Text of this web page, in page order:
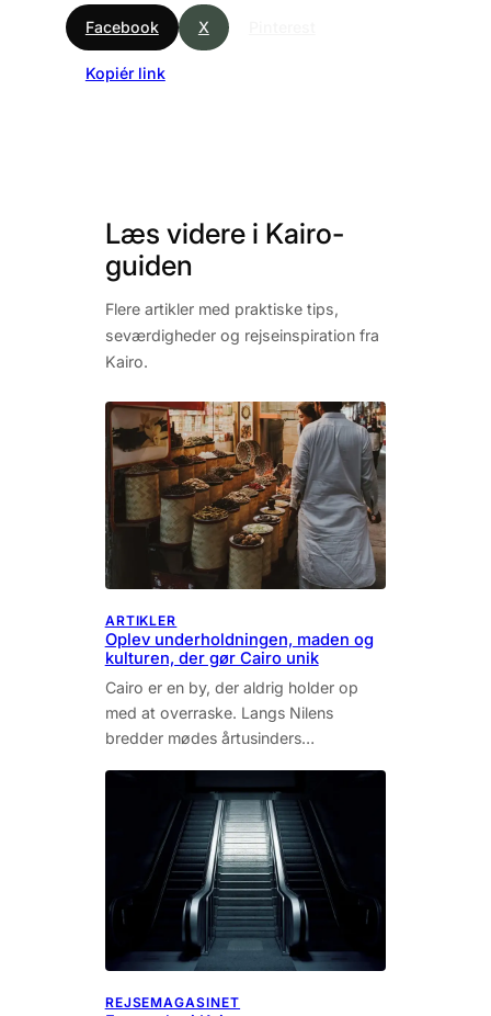
Facebook X
Kopiér link
Læs videre i Kairo-
guiden
Flere artikler med praktiske tips,
seværdigheder og rejseinspiration fra
Kairo.
ARTIKLER
Oplev underholdningen, maden og
kulturen, der gør Cairo unik
Cairo er en by, der aldrig holder op
med at overraske. Langs Nilens
bredder mødes årtusinders…
REJSEMAGASINET